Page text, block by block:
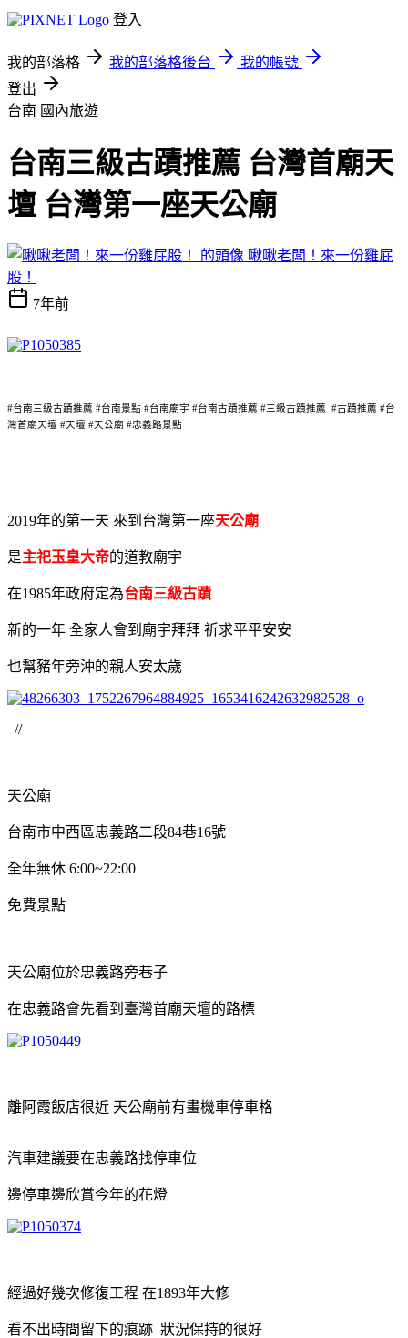
登入
我的部落格 我的部落格後台
我的帳號
登出
台南 國內旅遊
台南三級古蹟推薦 台灣首廟天
壇 台灣第一座天公廟
啾啾老闆！來一份雞屁
股！
7年前
#台南三級古蹟推薦 #台南景點 #台南廟宇 #台南古蹟推薦 #三級古蹟推薦 #古蹟推薦 #台
灣首廟天壇 #天壇 #天公廟 #忠義路景點
2019年的第一天 來到台灣第一座天公廟
是主祀玉皇大帝的道教廟宇
在1985年政府定為台南三級古蹟
新的一年 全家人會到廟宇拜拜 祈求平平安安
也幫豬年旁沖的親人安太歲
//
天公廟
台南市中西區忠義路二段84巷16號
全年無休 6:00~22:00
免費景點
天公廟位於忠義路旁巷子
在忠義路會先看到臺灣首廟天壇的路標
離阿霞飯店很近 天公廟前有畫機車停車格
汽車建議要在忠義路找停車位
邊停車邊欣賞今年的花燈
經過好幾次修復工程 在1893年大修
看不出時間留下的痕跡 狀況保持的很好